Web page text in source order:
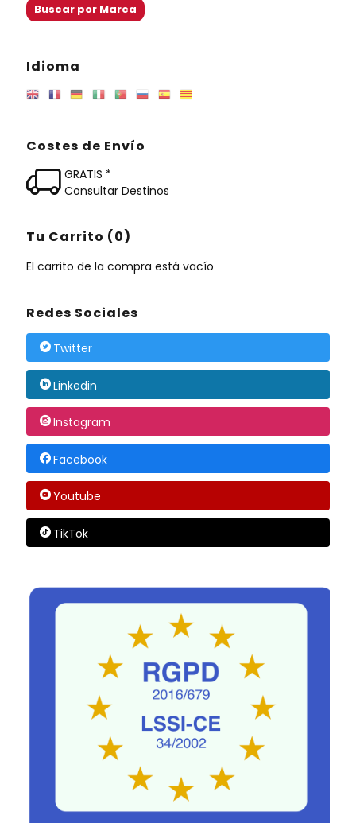
Idioma
Costes de Envío
GRATIS *
Consultar Destinos
Tu Carrito (0)
El carrito de la compra está vacío
Redes Sociales
Twitter
Linkedin
Instagram
Facebook
Youtube
TikTok